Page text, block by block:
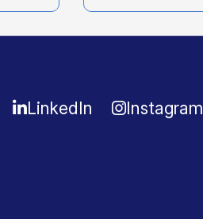
LinkedIn Instagram